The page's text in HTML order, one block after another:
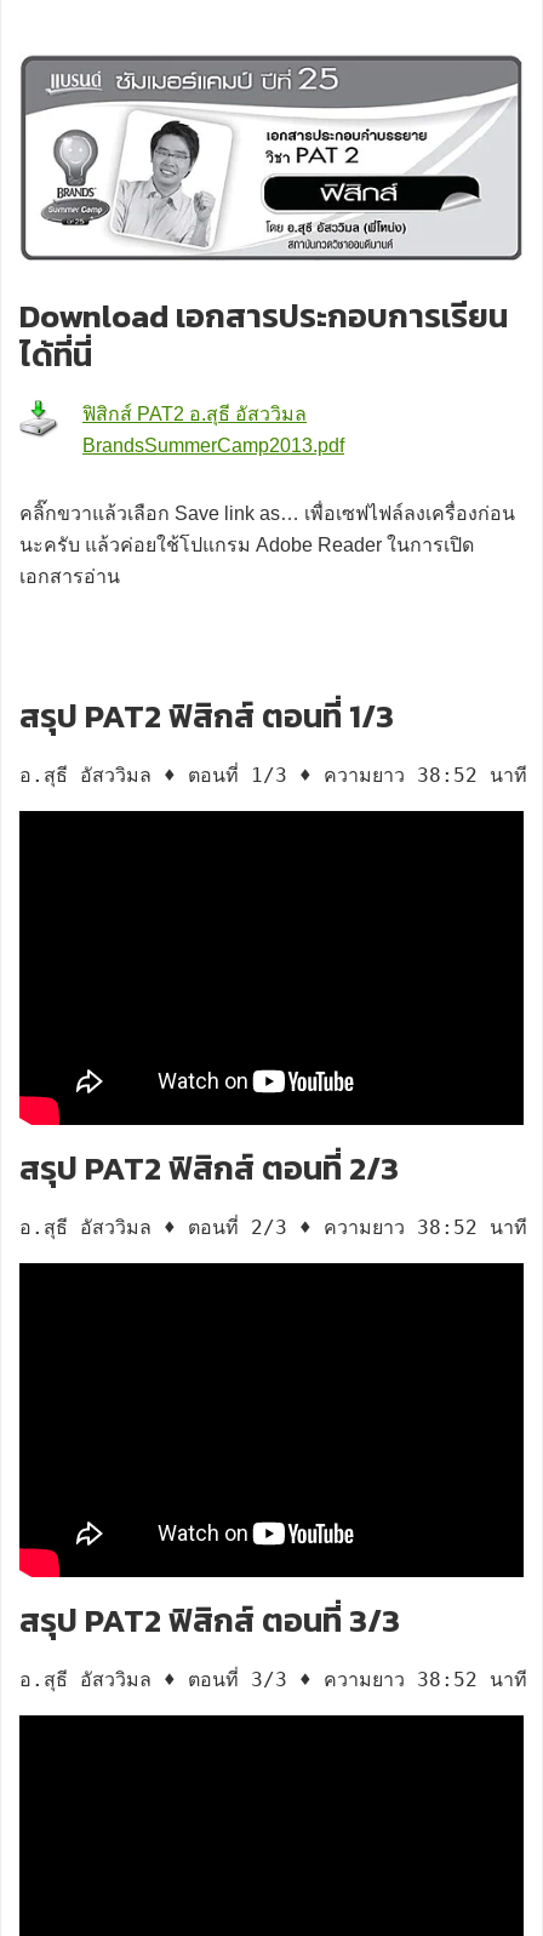
Download เอกสารประกอบการเรียน
ได้ที่นี่
ฟิสิกส์ PAT2 อ.สุธี อัสววิมล
BrandsSummerCamp2013.pdf
คลิ๊กขวาแล้วเลือก Save link as… เพื่อเซฟไฟล์ลงเครื่องก่อน
นะครับ แล้วค่อยใช้โปแกรม Adobe Reader ในการเปิด
เอกสารอ่าน
สรุป PAT2 ฟิสิกส์ ตอนที่ 1/3
อ.สุธี อัสววิมล ♦ ตอนที่ 1/3 ♦ ความยาว 38:52 นาที
สรุป PAT2 ฟิสิกส์ ตอนที่ 2/3
อ.สุธี อัสววิมล ♦ ตอนที่ 2/3 ♦ ความยาว 38:52 นาที
สรุป PAT2 ฟิสิกส์ ตอนที่ 3/3
อ.สุธี อัสววิมล ♦ ตอนที่ 3/3 ♦ ความยาว 38:52 นาที